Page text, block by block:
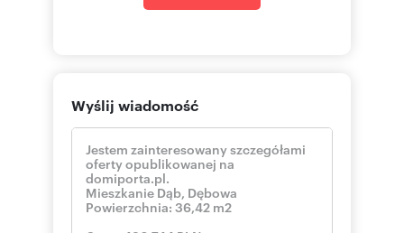
Homfi presents the Dębowa 45 investment in
Katowice. As the developer's official sales office,
we comprehensively manage the entire
investment. We assist at every stage: from
professional advice and choosing the perfect
property, through turnkey interior finishing, all
the way to finding a tenant and property
Wyślij wiadomość